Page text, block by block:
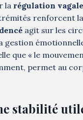
la régulation vagale
renforcent
agit sur les
gestion
que « le
permet au
stabilité